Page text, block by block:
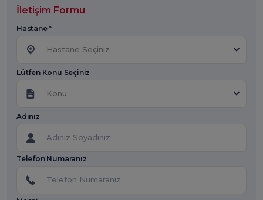
İletişim Formu
Hastane *
Hastane Seçiniz
Lütfen Konu Seçiniz
Konu
Adınız
Telefon Numaranız